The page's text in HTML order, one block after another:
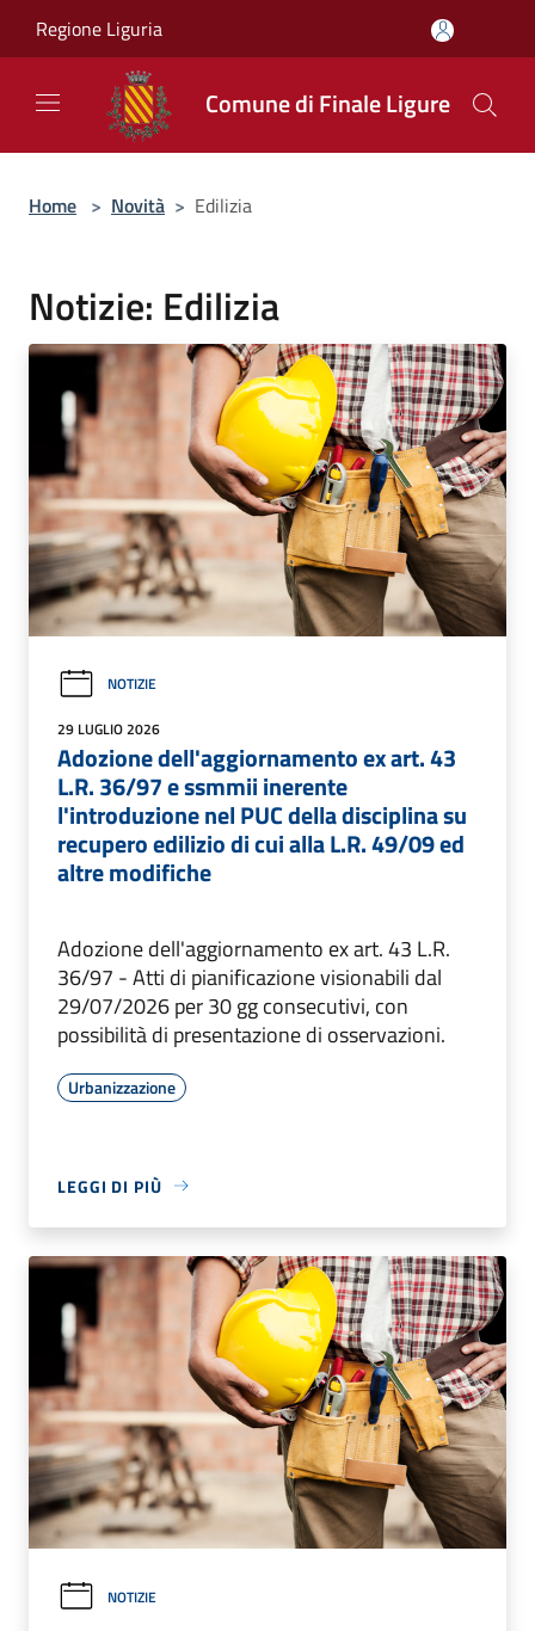
Regione Liguria
Comune di Finale Ligure
Home > Novità > Edilizia
Notizie: Edilizia
NOTIZIE
29 LUGLIO 2026
Adozione dell'aggiornamento ex art. 43
L.R. 36/97 e ssmmii inerente
l'introduzione nel PUC della disciplina su
recupero edilizio di cui alla L.R. 49/09 ed
altre modifiche
Adozione dell'aggiornamento ex art. 43 L.R.
36/97 - Atti di pianificazione visionabili dal
29/07/2026 per 30 gg consecutivi, con
possibilità di presentazione di osservazioni.
Urbanizzazione
LEGGI DI PIÙ
NOTIZIE